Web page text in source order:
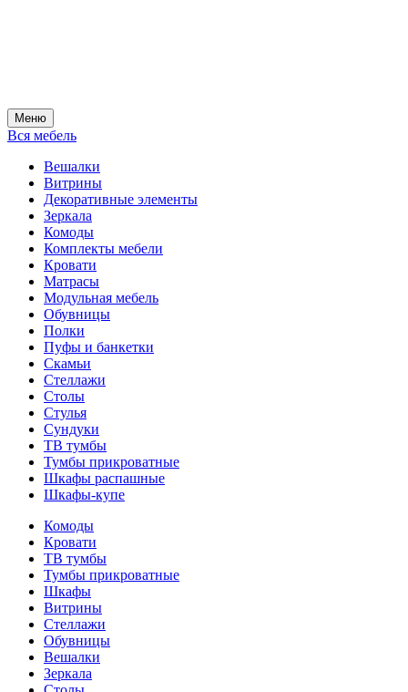
Меню
Вся мебель
Вешалки
Витрины
Декоративные элементы
Зеркала
Комоды
Комплекты мебели
Кровати
Матрасы
Модульная мебель
Обувницы
Полки
Пуфы и банкетки
Скамьи
Стеллажи
Столы
Стулья
Сундуки
ТВ тумбы
Тумбы прикроватные
Шкафы распашные
Шкафы-купе
Комоды
Кровати
ТВ тумбы
Тумбы прикроватные
Шкафы
Витрины
Стеллажи
Обувницы
Вешалки
Зеркала